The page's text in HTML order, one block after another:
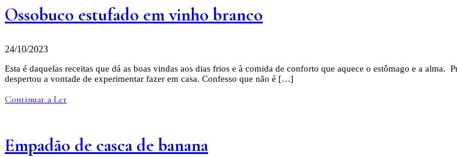
Ossobuco estufado em vinho branco
24/10/2023
Esta é daquelas receitas que dá as boas vindas aos dias frios e à comida de conforto que aquece o estômago e a alma.
despertou a vontade de experimentar fazer em casa. Confesso que não é […]
Continuar a Ler
Empadão de casca de banana